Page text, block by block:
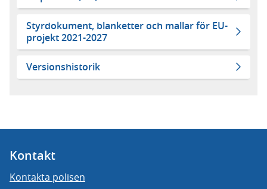
Styrdokument, blanketter och mallar för EU-
projekt 2021-2027
Versionshistorik
Kontakt
Kontakta polisen